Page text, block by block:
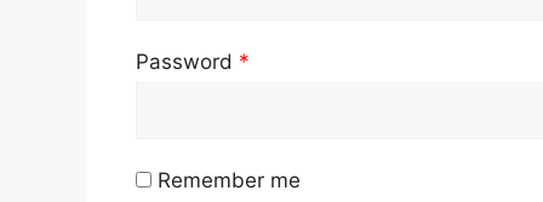
Password *
Remember me